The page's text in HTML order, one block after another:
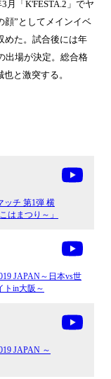
月「K'FESTA.2」でヤ
顔”としてメインイベ
めた。試合後には年
出場が決定。総合格
と激突する。
ッチ 第1弾 横
はまつり～」
JAPAN～日本vs世
トin大阪～
JAPAN ～